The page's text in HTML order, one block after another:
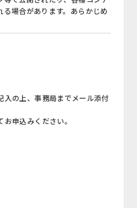
る場合があります。あらかじめ
入の上、事務局までメール添付
申込みください。